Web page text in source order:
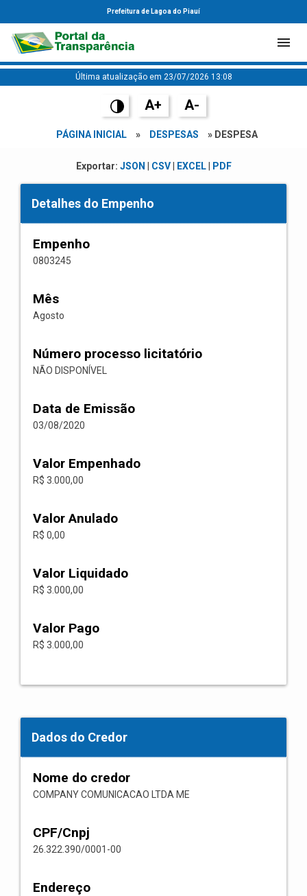
Prefeitura de Lagoa do Piauí
Última atualização em 23/07/2026 13:08
A+ A-
PÁGINA INICIAL » DESPESAS » DESPESA
Exportar: JSON CSV| EXCEL| PDF
Detalhes do Empenho
Empenho
0803245
Mês
Agosto
Número processo licitatório
NÃO DISPONÍVEL
Data de Emissão
03/08/2020
Valor Empenhado
R$ 3.000,00
Valor Anulado
R$ 0,00
Valor Liquidado
R$ 3.000,00
Valor Pago
R$ 3.000,00
Dados do Credor
Nome do credor
COMPANY COMUNICACAO LTDA ME
CPF/Cnpj
26.322.390/0001-00
Endereço